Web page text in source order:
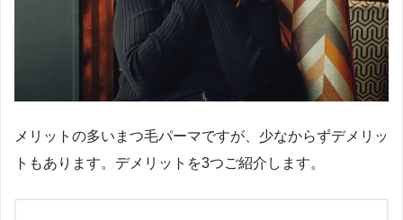
メリットの多いまつ毛パーマですが、少なからずデメリッ
トもあります。デメリットを3つご紹介します。